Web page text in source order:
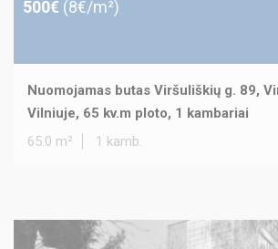
500€ (8€/m²)
Nuomojamas butas Viršuliškių g. 89,
Vilniuje, 65 kv.m ploto, 1 kambariai
65.0 m²
1 kamb.